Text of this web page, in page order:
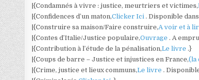
|{Condamnés à vivre : justice, meurtriers et victimes,
|{Confidences d’un maton,Clicker Ici . Disponible
|{Construire sa maison/Faire construire,A voir et à
|{Contes d’Italie/Justice populaire,Ouvrage . A
|{Contribution à l’étude de la pénalisation,Le livre .}
|{Coups de barre – Justice et injustices en France,(la
|{Crime, justice et lieux communs,Le livre .